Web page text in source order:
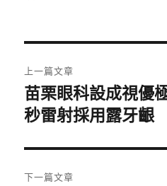
章
導
覽
上一篇文章
上
一
文
章:
苗栗眼科設成視優
秒雷射採用露牙齦
下一篇文章